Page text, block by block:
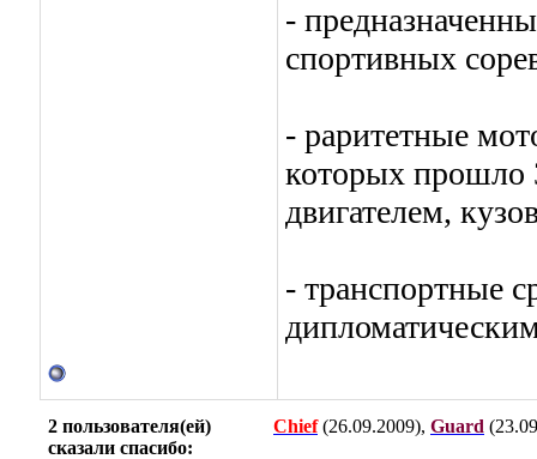
-
спортивных
- раритетные
которых прошло
двигателем,
- транспортные
2 пользователя(ей)
сказали cпасибо:
Chief(26.09.2009), Guard